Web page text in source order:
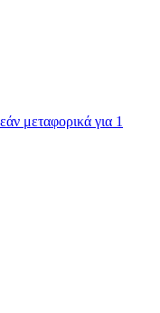
μεταφορικά για 1